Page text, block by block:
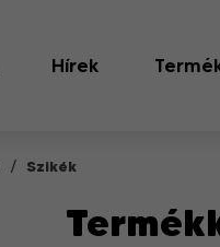
Hírek
Szikék